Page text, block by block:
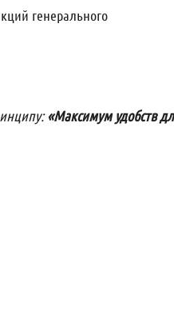
генерального
«Максимум удобств